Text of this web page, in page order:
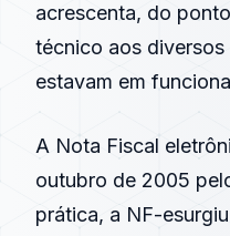
acrescenta, do
técnico aos diversos
estavam em
A Nota Fiscal
outubro de 2005
prática, a NF-e